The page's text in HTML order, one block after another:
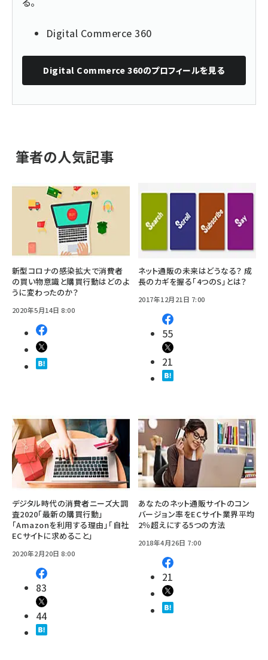
Digital Commerce 360
Digital Commerce 360のプロフィールを見る
筆者の人気記事
新型コロナの感染拡大で消費者
の買い物意識と購買行動はどのよ
うに変わったのか？
2020年5月14日 8:00
ネット通販の未来はどうなる？ 成
長のカギを握る「4つのS」とは？
2017年12月21日 7:00
55
21
デジタル時代の消費者ニーズ大調
査2020「最新の購買行動」
「Amazonを利用する理由」「自社
ECサイトに求めること」
2020年2月20日 8:00
83
44
あなたのネット通販サイトのコン
バージョン率をECサイト業界平均
2％超えにする5つの方法
2018年4月26日 7:00
21